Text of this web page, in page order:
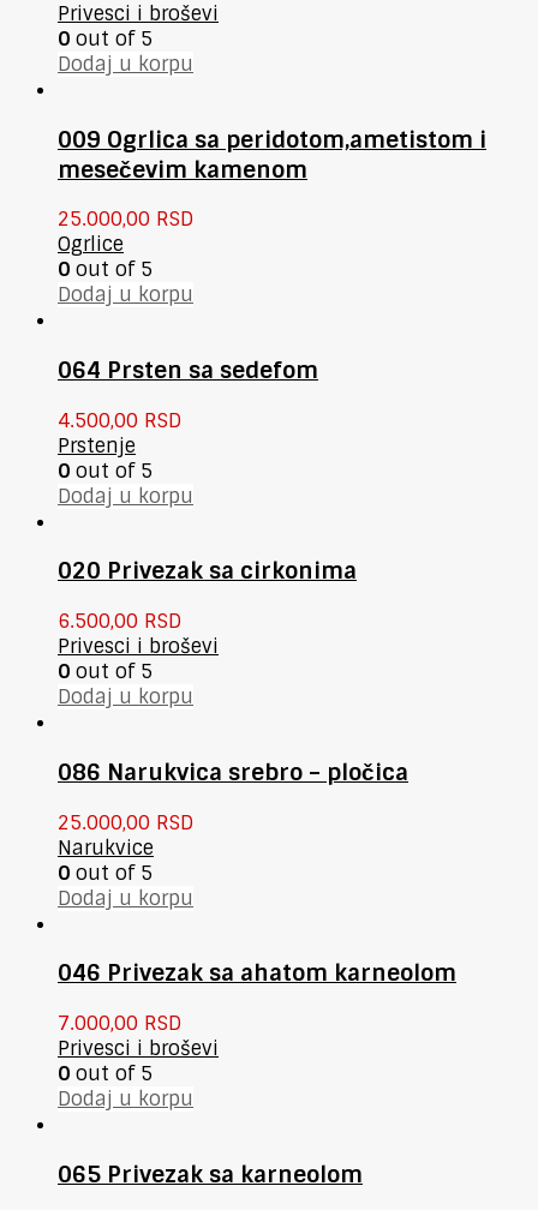
Privesci i broševi
0 out of 5
Dodaj u korpu
009 Ogrlica sa peridotom,ametistom i
mesečevim kamenom
25.000,00 RSD
Ogrlice
0 out of 5
Dodaj u korpu
064 Prsten sa sedefom
4.500,00 RSD
Prstenje
0 out of 5
Dodaj u korpu
020 Privezak sa cirkonima
6.500,00 RSD
Privesci i broševi
0 out of 5
Dodaj u korpu
086 Narukvica srebro – pločica
25.000,00 RSD
Narukvice
0 out of 5
Dodaj u korpu
046 Privezak sa ahatom karneolom
7.000,00 RSD
Privesci i broševi
0 out of 5
Dodaj u korpu
065 Privezak sa karneolom